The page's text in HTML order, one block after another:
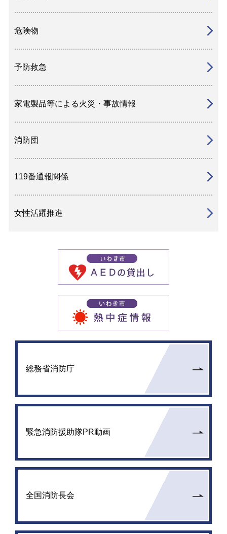
危険物
予防救急
家電製品等による火災・事故情報
消防団
119番通報関係
女性活躍推進
総務省消防庁
緊急消防援助隊PR動画
全国消防長会